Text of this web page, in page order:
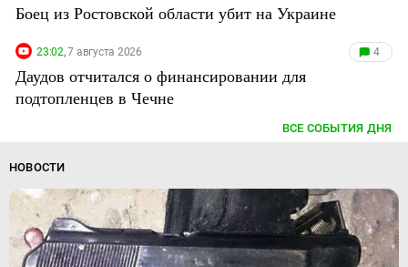
Боец из Ростовской области убит на Украине
23:02,7 августа 2026 4
Даудов отчитался о финансировании для
подтопленцев в Чечне
ВСЕ СОБЫТИЯ ДНЯ
НОВОСТИ